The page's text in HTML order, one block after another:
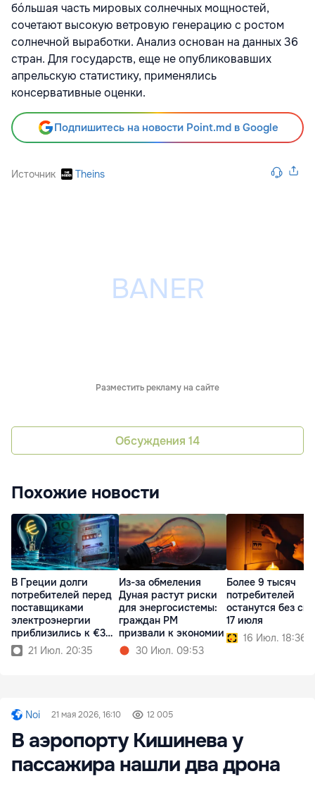
бóльшая часть мировых солнечных мощностей,
сочетают высокую ветровую генерацию с ростом
солнечной выработки. Анализ основан на данных 36
стран. Для государств, еще не опубликовавших
апрельскую статистику, применялись
консервативные оценки.
Подпишитесь на новости Point.md в Google
Источник Theins
Разместить рекламу на сайте
Обсуждения 14
Похожие новости
В Греции долги
потребителей перед
поставщиками
электроэнергии
приблизились к €3
млрд21 Июл. 20:35
Из-за обмеления
Дуная растут риски
для энергосистемы:
граждан РМ
призвали к экономии
30 Июл. 09:53
Более 9 тысяч
потребителей
останутся без
17 июля
16 Июл. 18:36
Noi 21 мая 2026, 16:10 12 005
В аэропорту Кишинева у
пассажира нашли два дрона